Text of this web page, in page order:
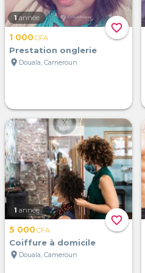
favorite_border
1 année
1 000CFA
Prestation onglerie
location_on Douala, Cameroun
favorite_border
1 année
5 000CFA
Coiffure à domicile
location_on Douala, Cameroun